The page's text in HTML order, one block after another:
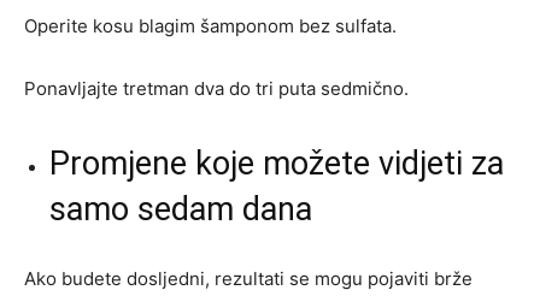
Operite kosu blagim šamponom bez sulfata.
Ponavljajte tretman dva do tri puta sedmično.
Promjene koje možete vidjeti za
samo sedam dana
Ako budete dosljedni, rezultati se mogu pojaviti brže